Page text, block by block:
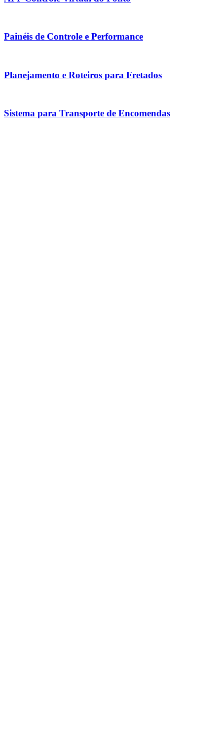
Painéis de Controle e Performance
Planejamento e Roteiros para Fretados
Sistema para Transporte de Encomendas